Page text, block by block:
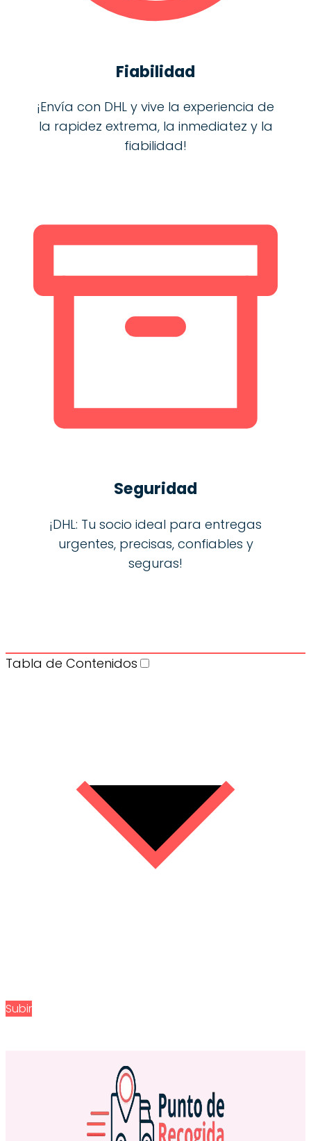
Fiabilidad
¡Envía con DHL y vive la experiencia de
la rapidez extrema, la inmediatez y la
fiabilidad!
Seguridad
¡DHL: Tu socio ideal para entregas
urgentes, precisas, confiables y
seguras!
Tabla de Contenidos
Subir